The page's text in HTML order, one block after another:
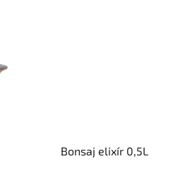
Bonsaj elixír 0,5L